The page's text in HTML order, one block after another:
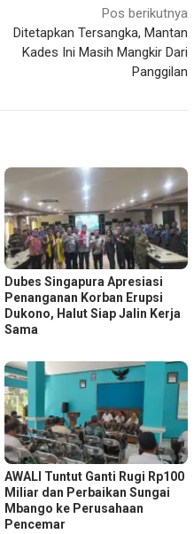
Pos berikutnya
Ditetapkan Tersangka, Mantan
Kades Ini Masih Mangkir Dari
Panggilan
Dubes Singapura Apresiasi
Penanganan Korban Erupsi
Dukono, Halut Siap Jalin Kerja
Sama
AWALI Tuntut Ganti Rugi Rp100
Miliar dan Perbaikan Sungai
Mbango ke Perusahaan
Pencemar